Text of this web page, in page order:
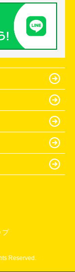
プ
Reserved.